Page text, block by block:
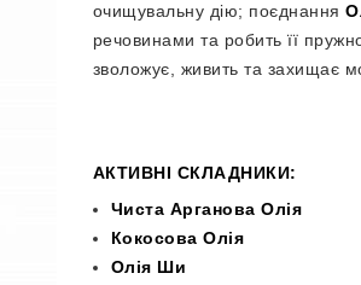
очищувальну дію; поєднання
речовинами та робить її
зволожує, живить та захищає
АКТИВНІ СКЛАДНИКИ:
Чиста Арганова Олія
Кокосова Олія
Олія Ши
@naturalica.professional